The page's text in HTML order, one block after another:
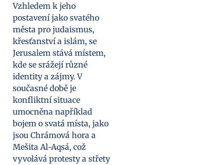
Vzhledem k jeho
postavení jako svatého
města pro judaismus,
křesťanství a islám, se
Jerusalem stává místem,
kde se srážejí různé
identity a zájmy. V
současné době je
konfliktní situace
umocněna například
bojem o svatá místa, jako
jsou Chrámová hora a
Mešita Al-Aqsá, což
vyvolává protesty a střety